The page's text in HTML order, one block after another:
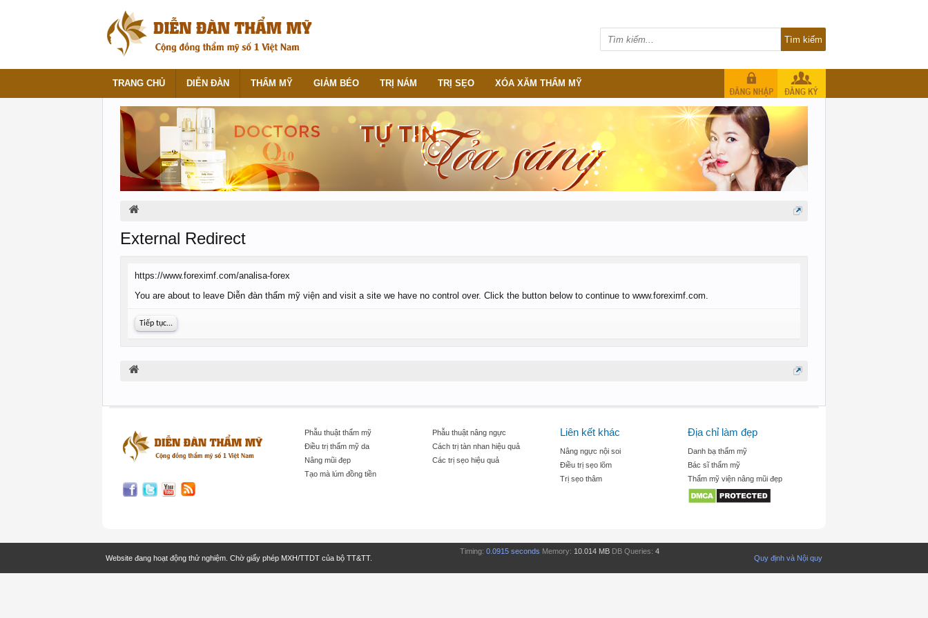
External Redirect
https://www.foreximf.com/analisa-forex
You are about to leave Diễn đàn thẩm mỹ viện and visit a site we have no control over. Click the button below to continue to www.foreximf.com.
Tiếp tục...
TRANG CHỦ DIỄN ĐÀN THẨM MỸ GIẢM BÉO TRỊ NÁM TRỊ SẸO XÓA XĂM THẨM MỸ
Phẫu thuật thẩm mỹ
Điều trị thẩm mỹ da
Nâng mũi đẹp
Tạo mà lúm đồng tiền
Phẫu thuật nâng ngực
Cách trị tàn nhan hiệu quả
Các trị sẹo hiệu quả
Liên kết khác
Nâng ngực nội soi
Điều trị sẹo lõm
Trị sẹo thâm
Địa chỉ làm đẹp
Danh bạ thẩm mỹ
Bác sĩ thẩm mỹ
Thẩm mỹ viện nâng mũi đẹp
Quy định và Nội quy
Website đang hoạt động thử nghiệm. Chờ giấy phép MXH/TTDT của bộ TT&TT.
Timing: 0.0915 seconds Memory: 10.014 MB DB Queries: 4